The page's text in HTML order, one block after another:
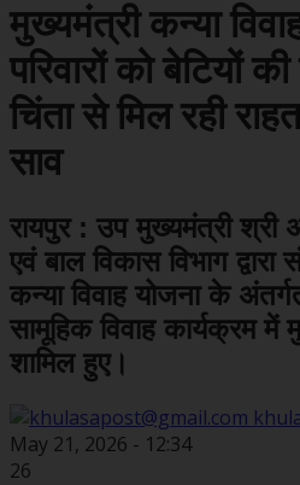
मुख्यमंत्री कन्या
परिवारों को बेटियों
चिंता से मिल रही
साव
रायपुर : उप मुख्यमंत्री
एवं बाल विकास विभाग
कन्या विवाह योजना के
सामूहिक विवाह कार्यक्रम
शामिल हुए।
May 21, 2026 - 12:34
26